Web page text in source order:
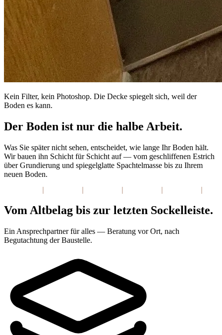
Kein Filter, kein Photoshop. Die Decke spiegelt sich, weil der
Boden es kann.
Der Boden ist nur die halbe Arbeit.
Was Sie später nicht sehen, entscheidet, wie lange Ihr Boden hält.
Wir bauen ihn Schicht für Schicht auf — vom geschliffenen Estrich
über Grundierung und spiegelglatte Spachtelmasse bis zu Ihrem
neuen Boden.
Vom Altbelag bis zur letzten Sockelleiste.
Ein Ansprechpartner für alles — Beratung vor Ort, nach
Begutachtung der Baustelle.